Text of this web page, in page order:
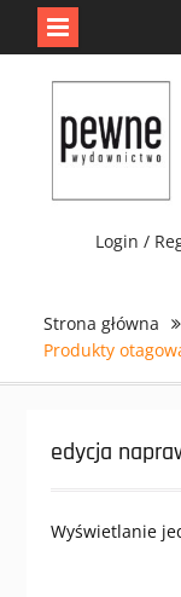
Login /
Strona główna
Produkty
edycja
Wyświetlanie